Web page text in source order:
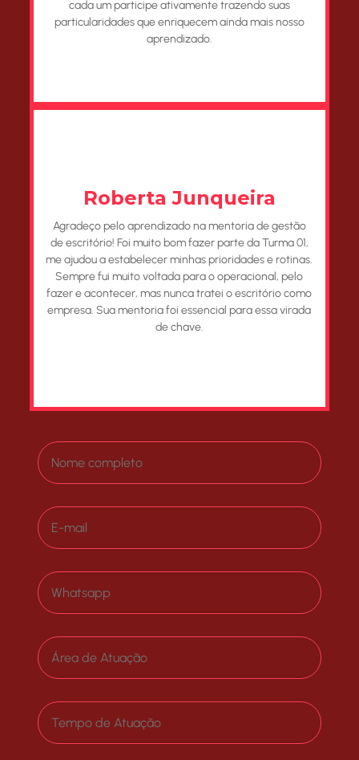
cada um participe ativamente trazendo suas
particularidades que enriquecem ainda mais nosso
aprendizado.
Roberta Junqueira
Agradeço pelo aprendizado na mentoria de gestão
de escritório! Foi muito bom fazer parte da Turma 01,
me ajudou a estabelecer minhas prioridades e rotinas.
Sempre fui muito voltada para o operacional, pelo
fazer e acontecer, mas nunca tratei o escritório como
empresa. Sua mentoria foi essencial para essa virada
de chave.